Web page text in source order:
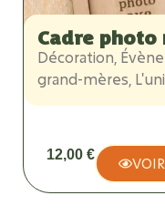
Cadre photo
Décoration
grand-mères
12,00 € VOIR